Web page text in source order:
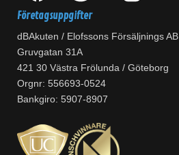
Företagsuppgifter
dBAkuten / Elofssons Försäljnings AB
Gruvgatan 31A
421 30 Västra Frölunda / Göteborg
Orgnr: 556693-0524
Bankgiro: 5907-8907